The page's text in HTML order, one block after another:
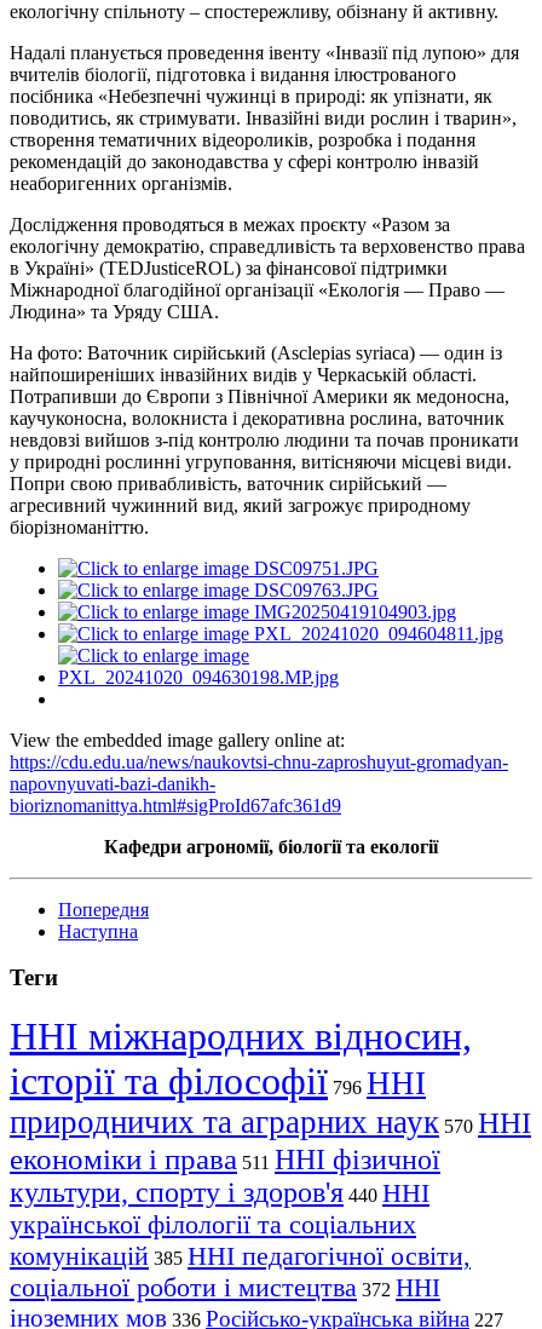
екологічну спільноту – спостережливу, обізнану й активну.
Надалі планується проведення івенту «Інвазії під лупою» для
вчителів біології, підготовка і видання ілюстрованого
посібника «Небезпечні чужинці в природі: як упізнати, як
поводитись, як стримувати. Інвазійні види рослин і тварин»,
створення тематичних відеороликів, розробка і подання
рекомендацій до законодавства у сфері контролю інвазій
неаборигенних організмів.
Дослідження проводяться в межах проєкту «Разом за
екологічну демократію, справедливість та верховенство права
в Україні» (TEDJusticeROL) за фінансової підтримки
Міжнародної благодійної організації «Екологія — Право —
Людина» та Уряду США.
На фото: Ваточник сирійський (Asclepias syriaca) — один із
найпоширеніших інвазійних видів у Черкаській області.
Потрапивши до Європи з Північної Америки як медоносна,
каучуконосна, волокниста і декоративна рослина, ваточник
невдовзі вийшов з-під контролю людини та почав проникати
у природні рослинні угруповання, витісняючи місцеві види.
Попри свою привабливість, ваточник сирійський —
агресивний чужинний вид, який загрожує природному
біорізноманіттю.
View the embedded image gallery online at:
https://cdu.edu.ua/news/naukovtsi-chnu-zaproshuyut-gromadyan-
napovnyuvati-bazi-danikh-
bioriznomanittya.html#sigProId67afc361d9
Кафедри агрономії, біології та екології
Попередня
Наступна
Теги
ННІ міжнародних відносин,
історії та філософії 796 ННІ
природничих та аграрних наук 570 ННІ
економіки і права 511 ННІ фізичної
культури, спорту і здоров'я 440 ННІ
української філології та соціальних
комунікацій 385 ННІ педагогічної освіти,
соціальної роботи і мистецтва 372 ННІ
іноземних мов 336 Російсько-українська війна 227